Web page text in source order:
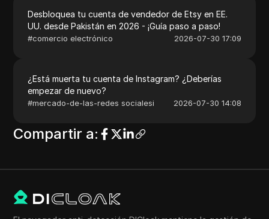
Desbloquea tu cuenta de vendedor de Etsy en EE.
UU. desde Pakistán en 2026 - ¡Guía paso a paso!
#comercio electrónico 2026-07-30 17:09
¿Está muerta tu cuenta de Instagram? ¿Deberías
empezar de nuevo?
#mercado-de-las-redes socialesi 2026-07-30 14:08
Compartir a: